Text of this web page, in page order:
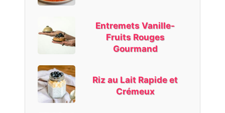
Entremets Vanille-
Fruits Rouges
Gourmand
Riz au Lait Rapide et
Crémeux